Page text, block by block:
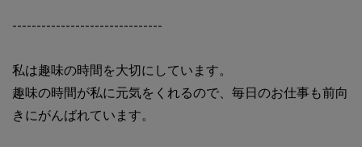
-------------------------------
私は趣味の時間を大切にしています。
趣味の時間が私に元気をくれるので、毎日のお仕事も前向
きにがんばれています。